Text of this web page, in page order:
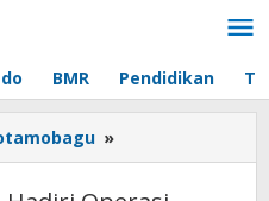
BMR Pendidikan
»
Mokoginta